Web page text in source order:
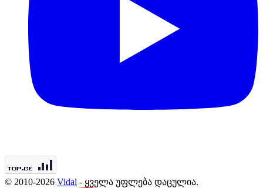
© 2010-2026 Vidal - ყველა უფლება დაცულია.